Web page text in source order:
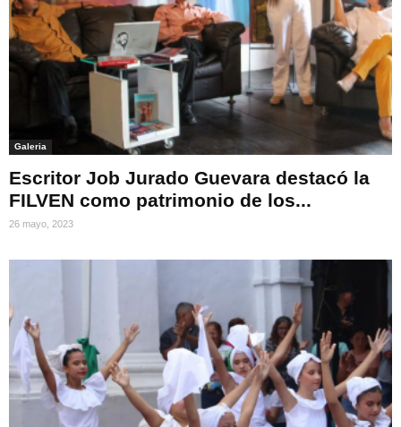
Galeria
Escritor Job Jurado Guevara destacó la
FILVEN como patrimonio de los...
26 mayo, 2023